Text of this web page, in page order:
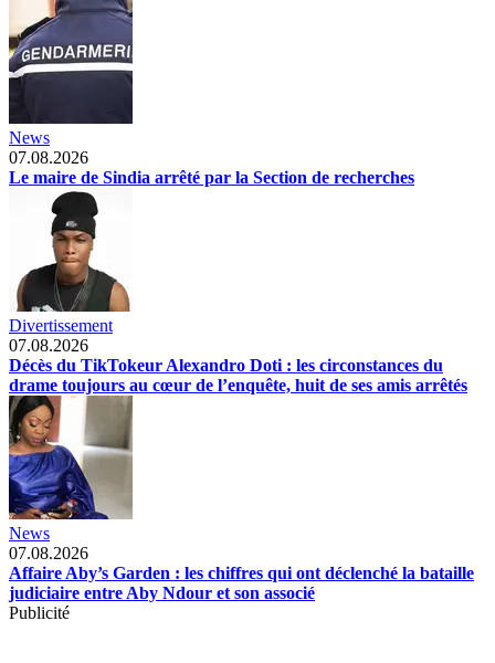
News
07.08.2026
Le maire de Sindia arrêté par la Section de recherches
Divertissement
07.08.2026
Décès du TikTokeur Alexandro Doti : les circonstances du
drame toujours au cœur de l’enquête, huit de ses amis arrêtés
News
07.08.2026
Affaire Aby’s Garden : les chiffres qui ont déclenché la bataille
judiciaire entre Aby Ndour et son associé
Publicité